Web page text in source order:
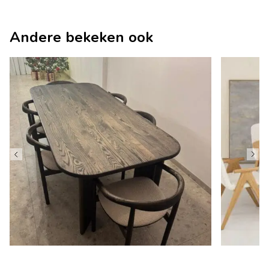
Andere bekeken ook